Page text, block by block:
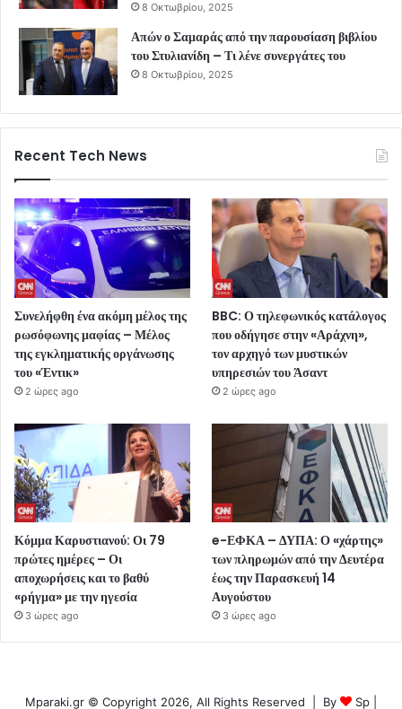
8 Οκτωβρίου, 2025
Απών ο Σαμαράς από την παρουσίαση βιβλίου
του Στυλιανίδη – Τι λένε συνεργάτες του
8 Οκτωβρίου, 2025
Recent Tech News
Συνελήφθη ένα ακόμη μέλος της
ρωσόφωνης μαφίας – Μέλος
της εγκληματικής οργάνωσης
του «Έντικ»
2 ώρες ago
BBC: Ο τηλεφωνικός κατάλογος
που οδήγησε στην «Αράχνη»,
τον αρχηγό των μυστικών
υπηρεσιών του Άσαντ
2 ώρες ago
Κόμμα Καρυστιανού: Οι 79
πρώτες ημέρες – Οι
αποχωρήσεις και το βαθύ
«ρήγμα» με την ηγεσία
3 ώρες ago
e-ΕΦΚΑ – ΔΥΠΑ: Ο «χάρτης»
των πληρωμών από την Δευτέρα
έως την Παρασκευή 14
Αυγούστου
3 ώρες ago
Mparaki.gr © Copyright 2026, All Rights Reserved | By Sp